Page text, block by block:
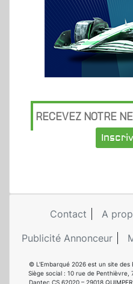
RECEVEZ NOTRE
Contact
A
Publicité Annonceur
© L'Embarqué 2026 est un site des
Siège social : 10 rue de Penthièvre,
Dantec CS 62020 – 29018